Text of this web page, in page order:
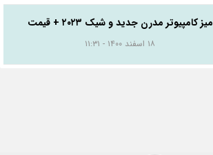
میز کامپیوتر مدرن جدید و شیک ۲۰۲۳ + قیمت